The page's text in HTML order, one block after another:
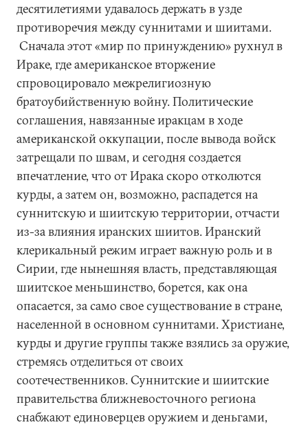
десятилетиями удавалось держать в узде
противоречия между суннитами и шиитами.
Сначала этот «мир по принуждению» рухнул в
Ираке, где американское вторжение
спровоцировало межрелигиозную
братоубийственную войну. Политические
соглашения, навязанные иракцам в ходе
американской оккупации, после вывода войск
затрещали по швам, и сегодня создается
впечатление, что от Ирака скоро отколются
курды, а затем он, возможно, распадется на
суннитскую и шиитскую территории, отчасти
из-за влияния иранских шиитов. Иранский
клерикальный режим играет важную роль и в
Сирии, где нынешняя власть, представляющая
шиитское меньшинство, борется, как она
опасается, за само свое существование в стране,
населенной в основном суннитами. Христиане,
курды и другие группы также взялись за оружие,
стремясь отделиться от своих
соотечественников. Суннитские и шиитские
правительства ближневосточного региона
снабжают единоверцев оружием и деньгами,